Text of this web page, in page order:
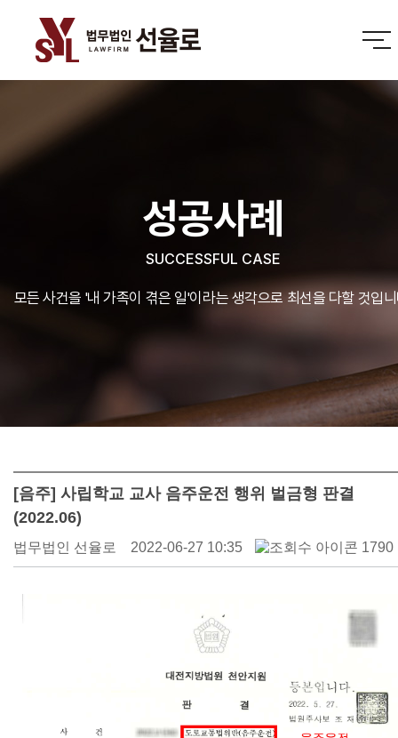
성공사례
SUCCESSFUL CASE
모든 사건을 '내 가족이 겪은 일'이라는 생각으로 최선을 다할 것입
[음주] 사립학교 교사 음주운전 행위 벌금형 판결
(2022.06)
법무법인 선율로 2022-06-27 10:35 1790